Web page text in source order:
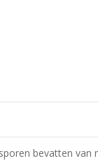
bevatten van